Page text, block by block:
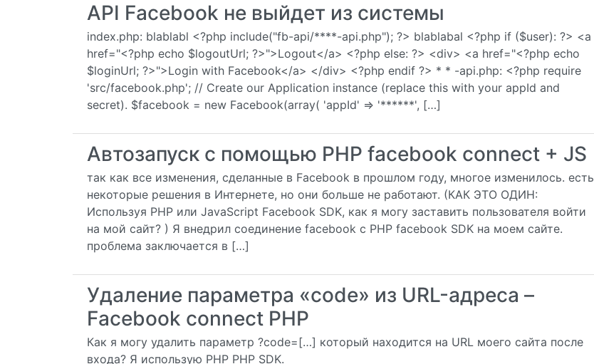
API Facebook не выйдет из системы
index.php: blablabl <?php include("fb-api/****-api.php"); ?> blablabal <?php if ($user): ?> <a
href="<?php echo $logoutUrl; ?>">Logout</a> <?php else: ?> <div> <a href="<?php echo
$loginUrl; ?>">Login with Facebook</a> </div> <?php endif ?> * * -api.php: <?php require
'src/facebook.php'; // Create our Application instance (replace this with your appId and
secret). $facebook = new Facebook(array( 'appId' => '******', […]
Автозапуск с помощью PHP facebook connect + JS
так как все изменения, сделанные в Facebook в прошлом году, многое изменилось. есть
некоторые решения в Интернете, но они больше не работают. (КАК ЭТО ОДИН:
Используя PHP или JavaScript Facebook SDK, как я могу заставить пользователя войти
на мой сайт? ) Я внедрил соединение facebook с PHP facebook SDK на моем сайте.
проблема заключается в […]
Удаление параметра «code» из URL-адреса –
Facebook connect PHP
Как я могу удалить параметр ?code=[…] который находится на URL моего сайта после
входа? Я использую PHP PHP SDK.